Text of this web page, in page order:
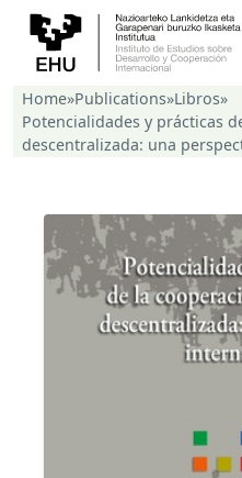
Home»Publications»Libros»
Potencialidades y prácticas
descentralizada: una